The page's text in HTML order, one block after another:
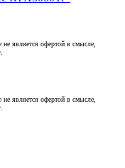
является офертой в смысле,
является офертой в смысле,